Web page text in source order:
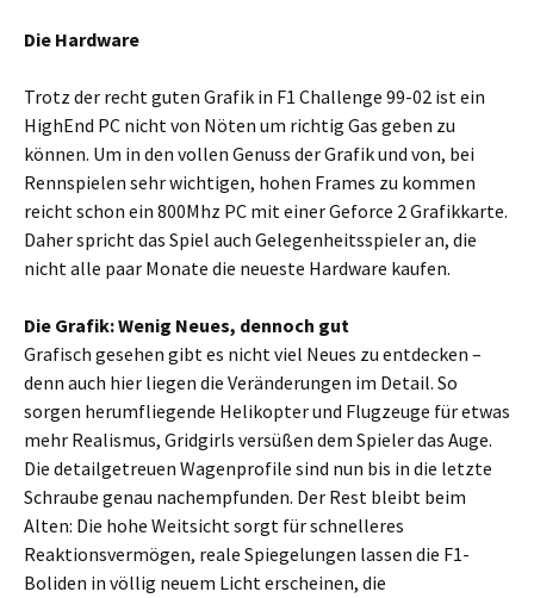
Die Hardware
Trotz der recht guten Grafik in F1 Challenge 99-02 ist ein
HighEnd PC nicht von Nöten um richtig Gas geben zu
können. Um in den vollen Genuss der Grafik und von, bei
Rennspielen sehr wichtigen, hohen Frames zu kommen
reicht schon ein 800Mhz PC mit einer Geforce 2 Grafikkarte.
Daher spricht das Spiel auch Gelegenheitsspieler an, die
nicht alle paar Monate die neueste Hardware kaufen.
Die Grafik: Wenig Neues, dennoch gut
Grafisch gesehen gibt es nicht viel Neues zu entdecken –
denn auch hier liegen die Veränderungen im Detail. So
sorgen herumfliegende Helikopter und Flugzeuge für etwas
mehr Realismus, Gridgirls versüßen dem Spieler das Auge.
Die detailgetreuen Wagenprofile sind nun bis in die letzte
Schraube genau nachempfunden. Der Rest bleibt beim
Alten: Die hohe Weitsicht sorgt für schnelleres
Reaktionsvermögen, reale Spiegelungen lassen die F1-
Boliden in völlig neuem Licht erscheinen, die